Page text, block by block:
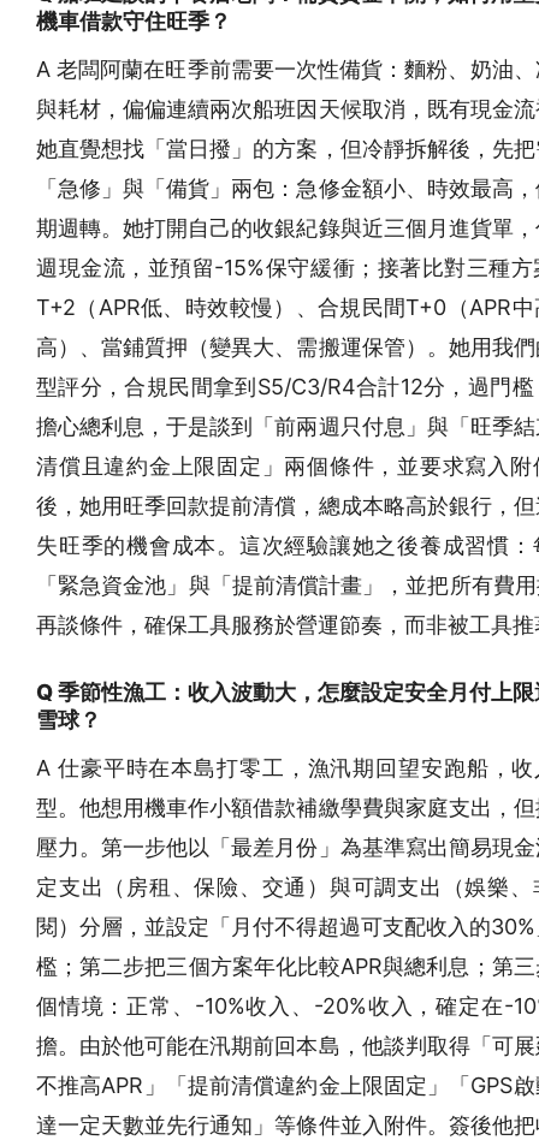
機車借款守住旺季？
A 老闆阿蘭在旺季前需要一次性備貨：麵粉、奶油
與耗材，偏偏連續兩次船班因天候取消，既有現金
她直覺想找「當日撥」的方案，但冷靜拆解後，先
「急修」與「備貨」兩包：急修金額小、時效最高
期週轉。她打開自己的收銀紀錄與近三個月進貨單
週現金流，並預留-15%保守緩衝；接著比對三種
T+2（APR低、時效較慢）、合規民間T+0（APR
高）、當鋪質押（變異大、需搬運保管）。她用我
型評分，合規民間拿到S5/C3/R4合計12分，過門
擔心總利息，于是談到「前兩週只付息」與「旺季
清償且違約金上限固定」兩個條件，並要求寫入附
後，她用旺季回款提前清償，總成本略高於銀行，
失旺季的機會成本。這次經驗讓她之後養成習慣：
「緊急資金池」與「提前清償計畫」，並把所有費
再談條件，確保工具服務於營運節奏，而非被工具
Q 季節性漁工：收入波動大，怎麼設定安全月付上
雪球？
A 仕豪平時在本島打零工，漁汛期回望安跑船，
型。他想用機車作小額借款補繳學費與家庭支出，
壓力。第一步他以「最差月份」為基準寫出簡易現
定支出（房租、保險、交通）與可調支出（娛樂、
閱）分層，並設定「月付不得超過可支配收入的
檻；第二步把三個方案年化比較APR與總利息；第
個情境：正常、-10%收入、-20%收入，確定在-
擔。由於他可能在汛期前回本島，他談判取得「可
不推高APR」「提前清償違約金上限固定」「GPS
達一定天數並先行通知」等條件並入附件。簽後他